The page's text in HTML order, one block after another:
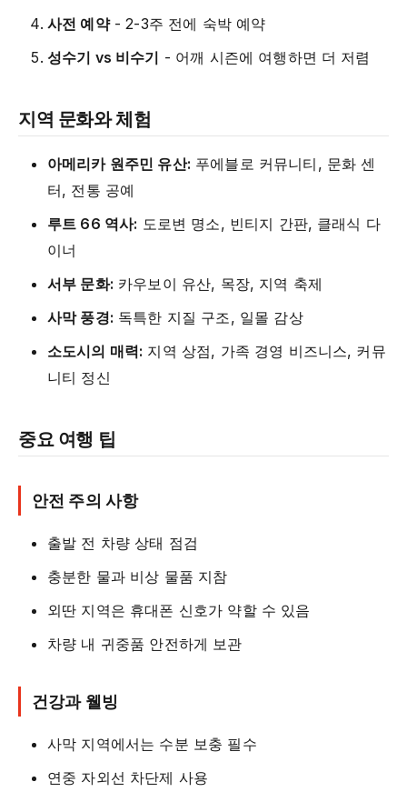
사전 예약- 2-3주 전에 숙박 예약
성수기 vs 비수기 - 어깨 시즌에 여행하면 더 저렴
지역 문화와 체험
아메리카 원주민 유산: 푸에블로 커뮤니티, 문화 센
터, 전통 공예
루트 66 역사: 도로변 명소, 빈티지 간판, 클래식 다
이너
서부 문화: 카우보이 유산, 목장, 지역 축제
사막 풍경: 독특한 지질 구조, 일몰 감상
소도시의 매력: 지역 상점, 가족 경영 비즈니스, 커뮤
니티 정신
중요 여행 팁
안전 주의 사항
출발 전 차량 상태 점검
충분한 물과 비상 물품 지참
외딴 지역은 휴대폰 신호가 약할 수 있음
차량 내 귀중품 안전하게 보관
건강과 웰빙
사막 지역에서는 수분 보충 필수
연중 자외선 차단제 사용